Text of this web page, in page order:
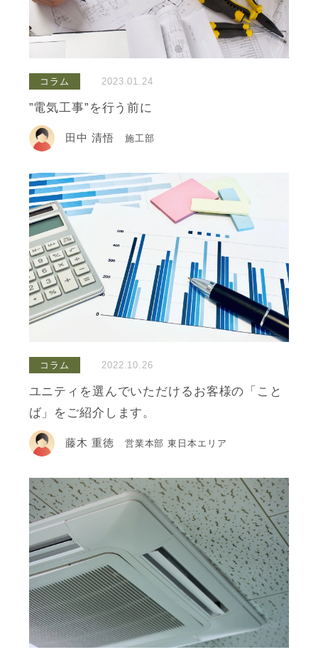
コラム 2023.01.24
”電気工事”を行う前に
田中 清悟 施工部
コラム 2022.10.26
ユニティを選んでいただけるお客様の「こと
ば」をご紹介します。
藤木 重徳 営業本部 東日本エリア